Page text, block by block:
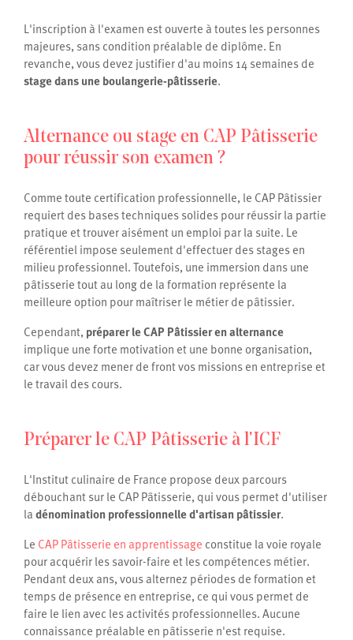
L'inscription à l'examen est ouverte à toutes les personnes
majeures, sans condition préalable de diplôme. En
revanche, vous devez justifier d'au moins 14 semaines de
stage dans une boulangerie-pâtisserie.
Alternance ou stage en CAP Pâtisserie
pour réussir son examen ?
Comme toute certification professionnelle, le CAP Pâtissier
requiert des bases techniques solides pour réussir la partie
pratique et trouver aisément un emploi par la suite. Le
référentiel impose seulement d'effectuer des stages en
milieu professionnel. Toutefois, une immersion dans une
pâtisserie tout au long de la formation représente la
meilleure option pour maîtriser le métier de pâtissier.
Cependant,préparer le CAP Pâtissier en alternance
implique une forte motivation et une bonne organisation,
car vous devez mener de front vos missions en entreprise et
le travail des cours.
Préparer le CAP Pâtisserie à l'ICF
L'Institut culinaire de France propose deux parcours
débouchant sur le CAP Pâtisserie, qui vous permet d'utiliser
ladénomination professionnelle d'artisan pâtissier.
Le CAP Pâtisserie en apprentissage constitue la voie royale
pour acquérir les savoir-faire et les compétences métier.
Pendant deux ans, vous alternez périodes de formation et
temps de présence en entreprise, ce qui vous permet de
faire le lien avec les activités professionnelles. Aucune
connaissance préalable en pâtisserie n'est requise.